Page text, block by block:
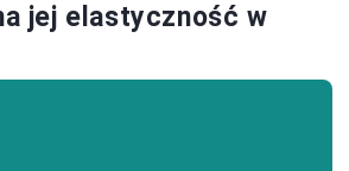
jej elastyczność w